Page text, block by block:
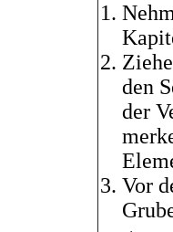
den
der
Vor